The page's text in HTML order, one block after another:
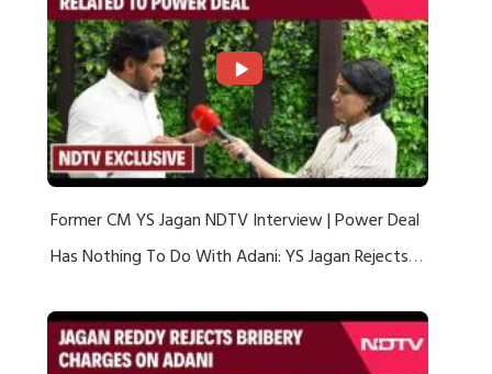
Former CM YS Jagan NDTV Interview | Power Deal
Has Nothing To Do With Adani: YS Jagan Rejects